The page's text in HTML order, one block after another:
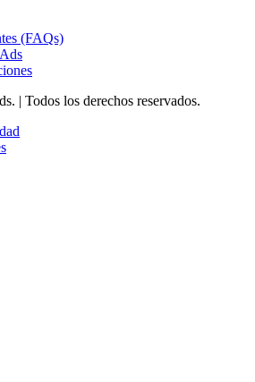
(FAQs)
| Todos los derechos reservados.